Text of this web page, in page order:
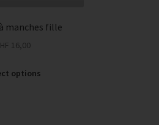
manches fille
16,00
options